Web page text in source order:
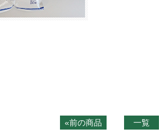
«前の商品 一覧